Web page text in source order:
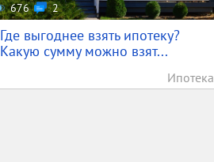
676 2
Где выгоднее взять ипотеку?
Какую сумму можно взят...
Ипотека